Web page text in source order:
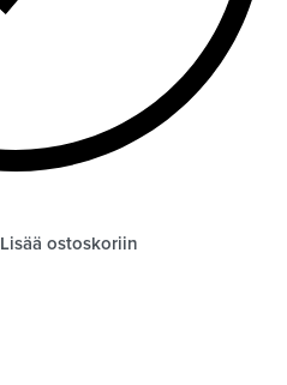
Lisää ostoskoriin